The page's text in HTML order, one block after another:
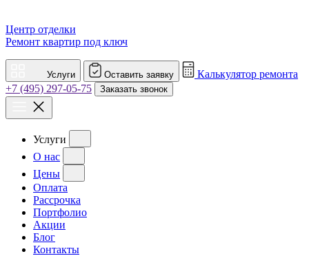
Центр отделки
Ремонт квартир под ключ
Услуги Оставить заявку
Калькулятор ремонта
+7 (495) 297-05-75
Заказать звонок
Услуги
О нас
Цены
Оплата
Рассрочка
Портфолио
Акции
Блог
Контакты